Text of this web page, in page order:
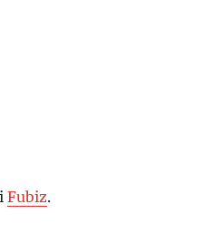
Fubiz.